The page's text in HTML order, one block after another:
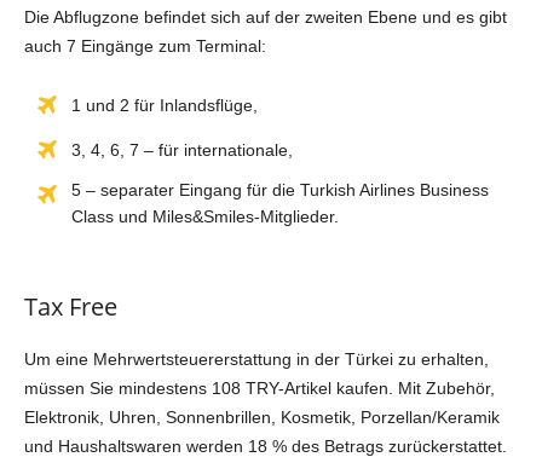
Die Abflugzone befindet sich auf der zweiten Ebene und es gibt
auch 7 Eingänge zum Terminal:
1 und 2 für Inlandsflüge,
3, 4, 6, 7 – für internationale,
5 – separater Eingang für die Turkish Airlines Business
Class und Miles&Smiles-Mitglieder.
Tax Free
Um eine Mehrwertsteuererstattung in der Türkei zu erhalten,
müssen Sie mindestens 108 TRY-Artikel kaufen. Mit Zubehör,
Elektronik, Uhren, Sonnenbrillen, Kosmetik, Porzellan/Keramik
und Haushaltswaren werden 18 % des Betrags zurückerstattet.